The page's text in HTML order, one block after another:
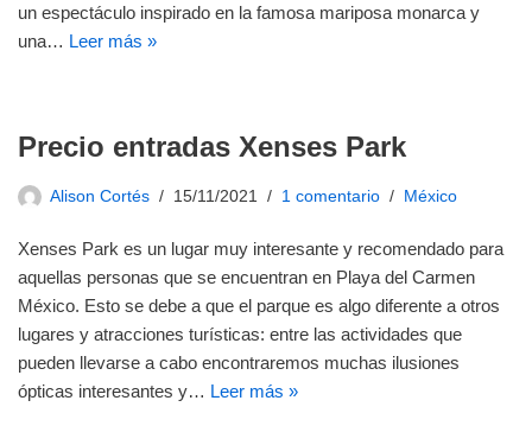
un espectáculo inspirado en la famosa mariposa monarca y
una… Leer más »
Precio entradas Xenses Park
Alison Cortés 15/11/2021 1 comentario México
Xenses Park es un lugar muy interesante y recomendado para
aquellas personas que se encuentran en Playa del Carmen
México. Esto se debe a que el parque es algo diferente a otros
lugares y atracciones turísticas: entre las actividades que
pueden llevarse a cabo encontraremos muchas ilusiones
ópticas interesantes y… Leer más »